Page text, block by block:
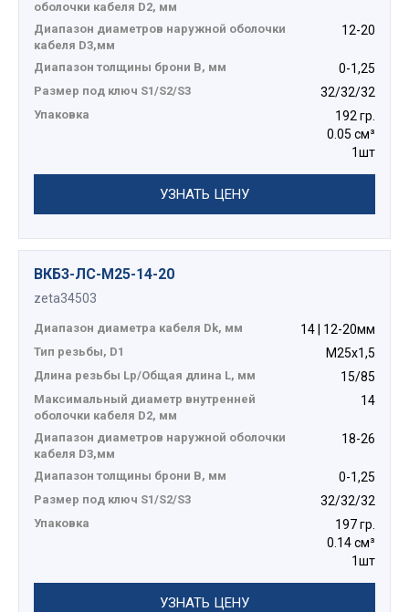
оболочки кабеля D2, мм
Диапазон диаметров наружной оболочки
кабеля D3,мм
12-20
Диапазон толщины брони В, мм 0-1,25
Размер под ключ S1/S2/S3 32/32/32
Упаковка
192 гр.
0.05 см³
1шт
УЗНАТЬ ЦЕНУ
ВКБ3-ЛС-M25-14-20
zeta34503
Диапазон диаметра кабеля Dk, мм 14 | 12-20мм
Тип резьбы, D1 М25х1,5
Длина резьбы Lp/Общая длина L, мм 15/85
Максимальный диаметр внутренней
оболочки кабеля D2, мм
14
Диапазон диаметров наружной оболочки
кабеля D3,мм
18-26
Диапазон толщины брони В, мм 0-1,25
Размер под ключ S1/S2/S3 32/32/32
Упаковка
197 гр.
0.14 см³
1шт
УЗНАТЬ ЦЕНУ